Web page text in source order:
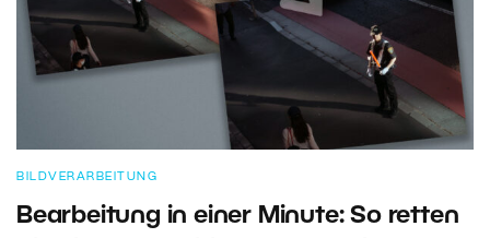
BILDVERARBEITUNG
Bearbeitung in einer Minute: So retten